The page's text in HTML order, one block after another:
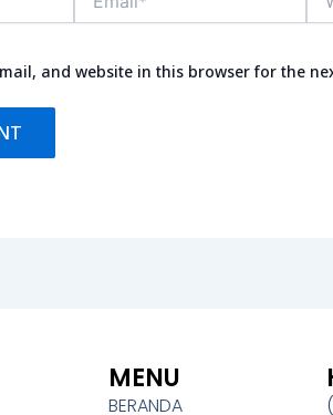
and website in this browser for the
MENU
BERANDA